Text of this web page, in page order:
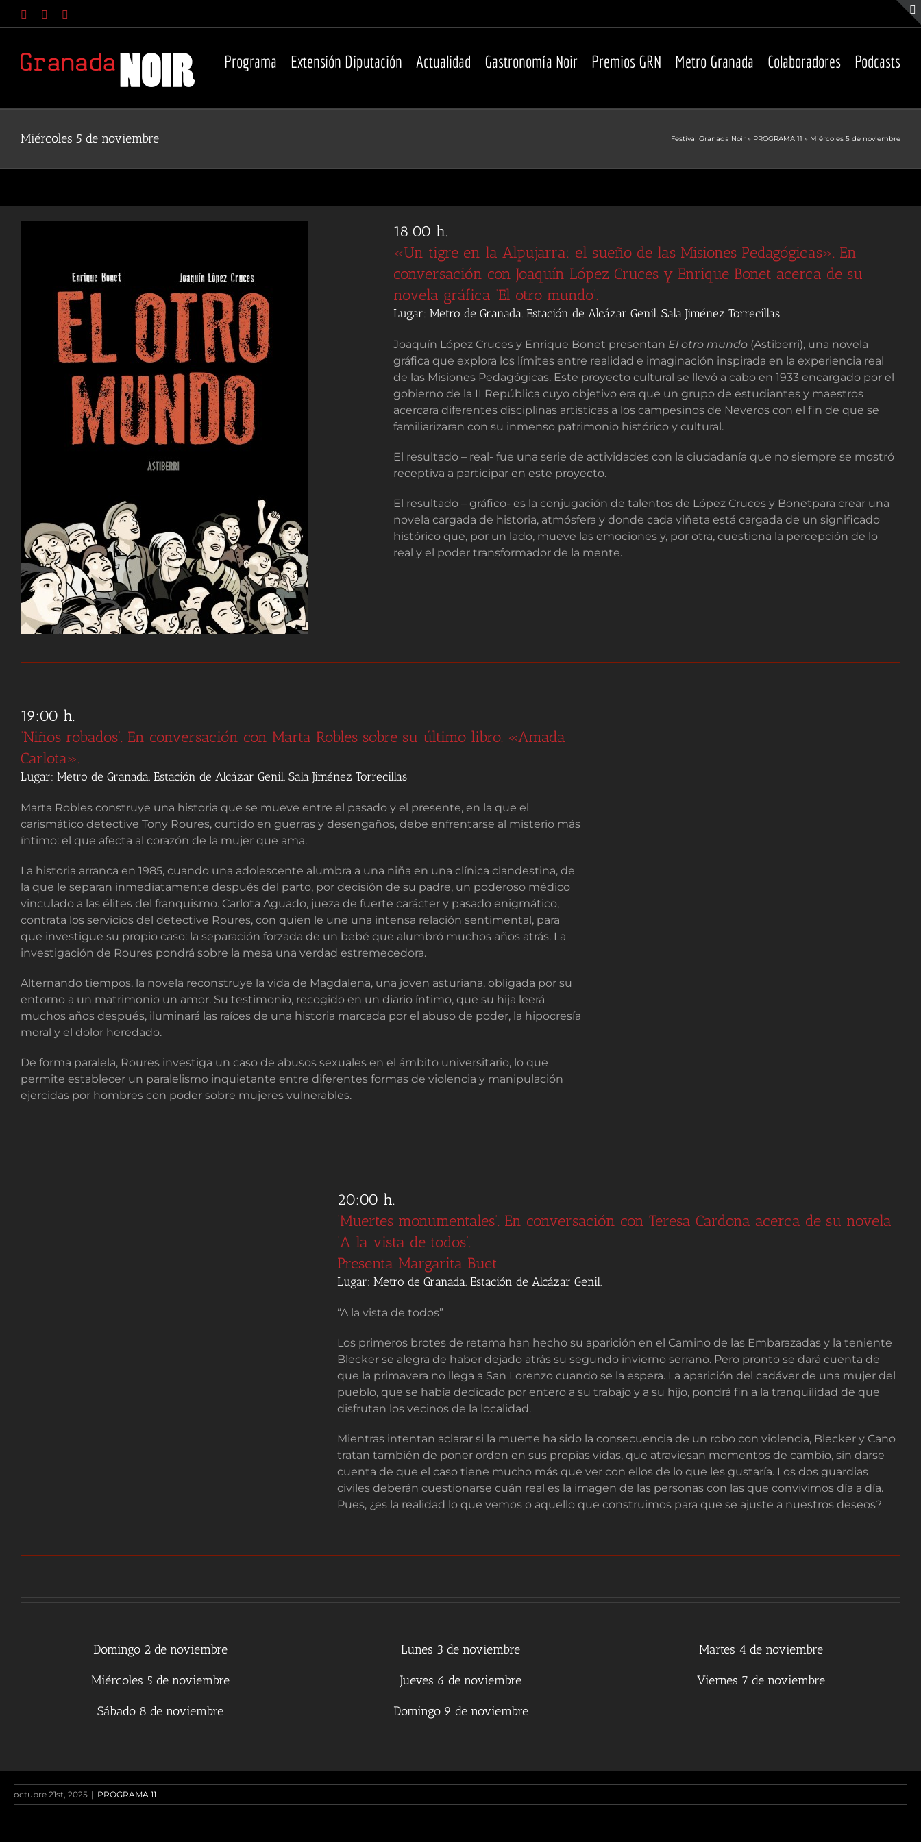
Saltar
FacebookYouTube
Programa Extensión Diputación Actualidad Gastronomía Noir Premios GRN Metro Granada Colaboradores Podcasts
Miércoles 5 de noviembre Festival Granada Noir » PROGRAMA 11 » Miércoles 5 de noviembre
18:00 h.
«Un tigre en la Alpujarra: el sueño de las Misiones Pedagógicas». En
conversación con Joaquín López Cruces y Enrique Bonet acerca de su
novela gráfica ‘El otro mundo’.
Lugar: Metro de Granada. Estación de Alcázar Genil. Sala Jiménez Torrecillas
Joaquín López Cruces y Enrique Bonet presentan El otro mundo (Astiberri), una novela
gráfica que explora los límites entre realidad e imaginación inspirada en la experiencia real
de las Misiones Pedagógicas. Este proyecto cultural se llevó a cabo en 1933 encargado por el
gobierno de la II República cuyo objetivo era que un grupo de estudiantes y maestros
acercara diferentes disciplinas artisticas a los campesinos de Neveros con el fin de que se
familiarizaran con su inmenso patrimonio histórico y cultural.
El resultado – real- fue una serie de actividades con la ciudadanía que no siempre se mostró
receptiva a participar en este proyecto.
El resultado – gráfico- es la conjugación de talentos de López Cruces y Bonetpara crear una
novela cargada de historia, atmósfera y donde cada viñeta está cargada de un significado
histórico que, por un lado, mueve las emociones y, por otra, cuestiona la percepción de lo
real y el poder transformador de la mente.
19:00 h.
‘Niños robados’. En conversación con Marta Robles sobre su último libro. «Amada
Carlota».
Lugar: Metro de Granada. Estación de Alcázar Genil. Sala Jiménez Torrecillas
Marta Robles construye una historia que se mueve entre el pasado y el presente, en la que el
carismático detective Tony Roures, curtido en guerras y desengaños, debe enfrentarse al misterio más
íntimo: el que afecta al corazón de la mujer que ama.
La historia arranca en 1985, cuando una adolescente alumbra a una niña en una clínica clandestina, de
la que le separan inmediatamente después del parto, por decisión de su padre, un poderoso médico
vinculado a las élites del franquismo. Carlota Aguado, jueza de fuerte carácter y pasado enigmático,
contrata los servicios del detective Roures, con quien le une una intensa relación sentimental, para
que investigue su propio caso: la separación forzada de un bebé que alumbró muchos años atrás. La
investigación de Roures pondrá sobre la mesa una verdad estremecedora.
Alternando tiempos, la novela reconstruye la vida de Magdalena, una joven asturiana, obligada por su
entorno a un matrimonio un amor. Su testimonio, recogido en un diario íntimo, que su hija leerá
muchos años después, iluminará las raíces de una historia marcada por el abuso de poder, la hipocresía
moral y el dolor heredado.
De forma paralela, Roures investiga un caso de abusos sexuales en el ámbito universitario, lo que
permite establecer un paralelismo inquietante entre diferentes formas de violencia y manipulación
ejercidas por hombres con poder sobre mujeres vulnerables.
20:00 h.
‘Muertes monumentales’. En conversación con Teresa Cardona acerca de su novela
‘A la vista de todos’.
Presenta Margarita Buet
Lugar: Metro de Granada. Estación de Alcázar Genil.
“A la vista de todos”
Los primeros brotes de retama han hecho su aparición en el Camino de las Embarazadas y la teniente
Blecker se alegra de haber dejado atrás su segundo invierno serrano. Pero pronto se dará cuenta de
que la primavera no llega a San Lorenzo cuando se la espera. La aparición del cadáver de una mujer del
pueblo, que se había dedicado por entero a su trabajo y a su hijo, pondrá fin a la tranquilidad de que
disfrutan los vecinos de la localidad.
Mientras intentan aclarar si la muerte ha sido la consecuencia de un robo con violencia, Blecker y Cano
tratan también de poner orden en sus propias vidas, que atraviesan momentos de cambio, sin darse
cuenta de que el caso tiene mucho más que ver con ellos de lo que les gustaría. Los dos guardias
civiles deberán cuestionarse cuán real es la imagen de las personas con las que convivimos día a día.
Pues, ¿es la realidad lo que vemos o aquello que construimos para que se ajuste a nuestros deseos?
Domingo 2 de noviembre Lunes 3 de noviembre Martes 4 de noviembre
Miércoles 5 de noviembre Jueves 6 de noviembre Viernes 7 de noviembre
Sábado 8 de noviembre Domingo 9 de noviembre
octubre 21st, 2025 | PROGRAMA 11